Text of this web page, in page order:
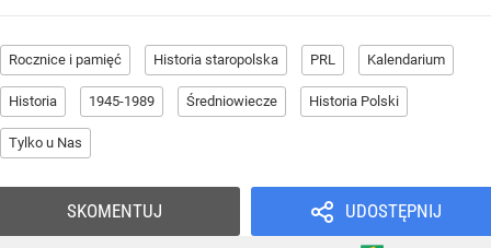
Rocznice i pamięć Historia staropolska PRL Kalendarium
Historia 1945-1989 Średniowiecze Historia Polski
Tylko u Nas
UDOSTĘPNIJ
SKOMENTUJ